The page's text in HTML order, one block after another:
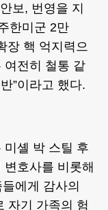
보, 번영을 지
한미군 2만
장 핵 억지력으
여전히 철통 같
”이라고 했다.
미셸 박 스틸 후
변호사를 비롯해
에게 감사의
자기 가족의 험